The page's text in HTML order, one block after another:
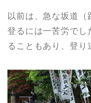
以前は、急な坂道
登るには一苦労でし
ることもあり、登り